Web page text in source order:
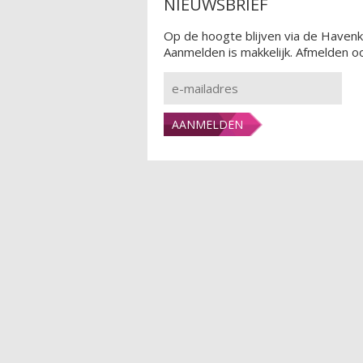
Op de hoogte blijven via de
Aanmelden is makkelijk. Afmelden